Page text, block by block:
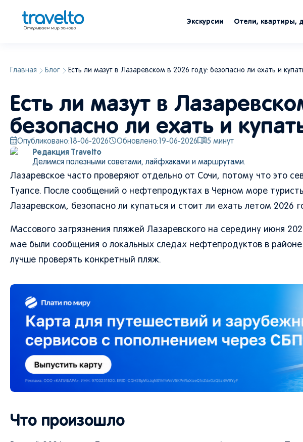
Экскурсии Отели, квартиры,
Главная Блог Есть ли мазут в Лазаревском в 2026 году: безопасно ли ехать и
Есть ли мазут в
безопасно ли ехать и
Опубликовано: 18-06-2026 Обновлено: 19-06-2026 5 минут
Редакция Travelto
Делимся полезными советами, лайфхаками и маршрутами.
Лазаревское часто проверяют отдельно от Сочи, потому что это
Туапсе. После сообщений о нефтепродуктах в Черном море
Лазаревском, безопасно ли купаться и стоит ли ехать летом 2026
Массового загрязнения пляжей Лазаревского на середину июня
мае были сообщения о локальных следах нефтепродуктов в
лучше проверять конкретный пляж.
Что произошло